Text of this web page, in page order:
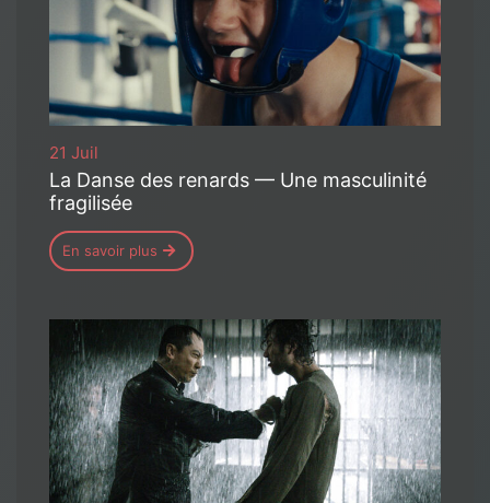
21 Juil
La Danse des renards — Une masculinité
fragilisée
En savoir plus